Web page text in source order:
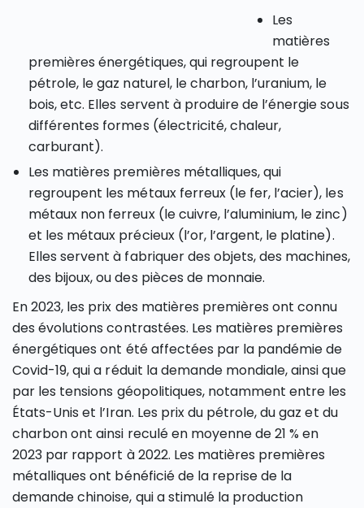
Les
matières
premières énergétiques, qui regroupent le
pétrole, le gaz naturel, le charbon, l’uranium, le
bois, etc. Elles servent à produire de l’énergie sous
différentes formes (électricité, chaleur,
carburant).
Les matières premières métalliques, qui
regroupent les métaux ferreux (le fer, l’acier), les
métaux non ferreux (le cuivre, l’aluminium, le zinc)
et les métaux précieux (l’or, l’argent, le platine).
Elles servent à fabriquer des objets, des machines,
des bijoux, ou des pièces de monnaie.
En 2023, les prix des matières premières ont connu
des évolutions contrastées. Les matières premières
énergétiques ont été affectées par la pandémie de
Covid-19, qui a réduit la demande mondiale, ainsi que
par les tensions géopolitiques, notamment entre les
États-Unis et l’Iran. Les prix du pétrole, du gaz et du
charbon ont ainsi reculé en moyenne de 21 % en
2023 par rapport à 2022. Les matières premières
métalliques ont bénéficié de la reprise de la
demande chinoise, qui a stimulé la production